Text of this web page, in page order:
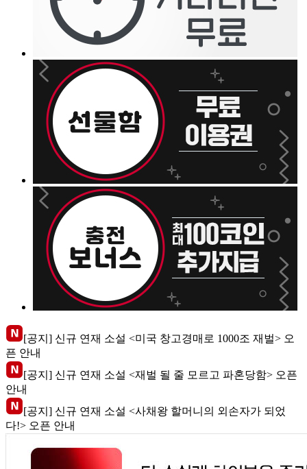
[공지] 신규 연재 소설 <미국 창고경매로 1000조 재벌> 오
픈 안내
[공지] 신규 연재 소설 <재벌 될 줄 모르고 파혼당함> 오픈
안내
[공지] 신규 연재 소설 <사채왕 할머니의 외손자가 되었
다!> 오픈 안내